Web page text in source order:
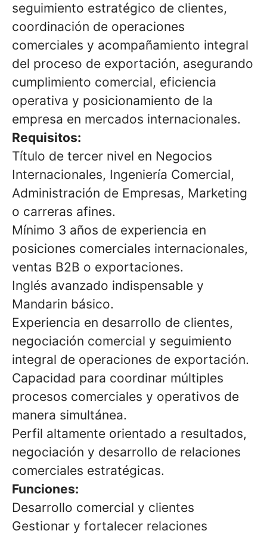
seguimiento estratégico de clientes,
coordinación de operaciones
comerciales y acompañamiento integral
del proceso de exportación, asegurando
cumplimiento comercial, eficiencia
operativa y posicionamiento de la
empresa en mercados internacionales.
Requisitos:
Título de tercer nivel en Negocios
Internacionales, Ingeniería Comercial,
Administración de Empresas, Marketing
o carreras afines.
Mínimo 3 años de experiencia en
posiciones comerciales internacionales,
ventas B2B o exportaciones.
Inglés avanzado indispensable y
Mandarin básico.
Experiencia en desarrollo de clientes,
negociación comercial y seguimiento
integral de operaciones de exportación.
Capacidad para coordinar múltiples
procesos comerciales y operativos de
manera simultánea.
Perfil altamente orientado a resultados,
negociación y desarrollo de relaciones
comerciales estratégicas.
Funciones:
Desarrollo comercial y clientes
Gestionar y fortalecer relaciones